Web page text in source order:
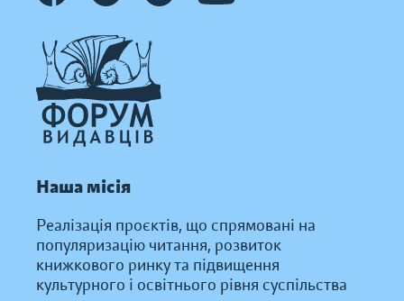
Наша місія
Реалізація проєктів, що спрямовані на
популяризацію читання, розвиток
книжкового ринку та підвищення
культурного і освітнього рівня суспільства